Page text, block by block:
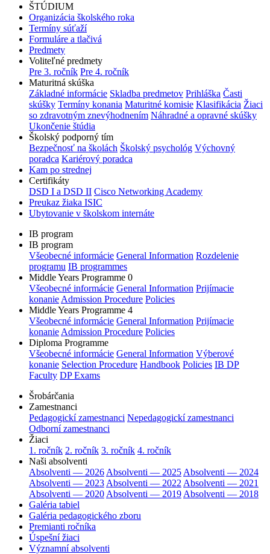
ŠTÚDIUM
Organizácia školského roka
Termíny súťaží
Formuláre a tlačivá
Predmety
Voliteľné predmety
Pre 3. ročník Pre 4. ročník
Maturitná skúška
Základné informácie Skladba predmetov Prihláška Časti
skúšky Termíny konania Maturitné komisie Klasifikácia Žiaci
so zdravotným znevýhodnením Náhradné a opravné skúšky
Ukončenie štúdia
Školský podporný tím
Bezpečnosť na školách Školský psychológ Výchovný
poradca Kariérový poradca
Kam po strednej
Certifikáty
DSD I a DSD II Cisco Networking Academy
Preukaz žiaka ISIC
Ubytovanie v školskom internáte
IB program
IB program
Všeobecné informácie General Information Rozdelenie
programu IB programmes
Middle Years Programme 0
Všeobecné informácie General Information Prijímacie
konanie Admission Procedure Policies
Middle Years Programme 4
Všeobecné informácie General Information Prijímacie
konanie Admission Procedure Policies
Diploma Programme
Všeobecné informácie General Information Výberové
konanie Selection Procedure Handbook Policies IB DP
Faculty DP Exams
Šrobárčania
Zamestnanci
Pedagogickí zamestnanci Nepedagogickí zamestnanci
Odborní zamestnanci
Žiaci
1. ročník 2. ročník 3. ročník 4. ročník
Naši absolventi
Absolventi — 2026 Absolventi — 2025 Absolventi — 2024
Absolventi — 2023 Absolventi — 2022 Absolventi — 2021
Absolventi — 2020 Absolventi — 2019 Absolventi — 2018
Galéria tabiel
Galéria pedagogického zboru
Premianti ročníka
Úspešní žiaci
Významní absolventi